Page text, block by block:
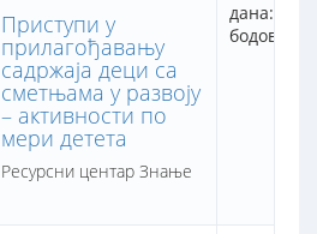
Приступи у
прилагођавању
садржаја деци са
сметњама у развоју
– активности по
мери детета
Ресурсни центар Знање
дана: 2
бодова: 14